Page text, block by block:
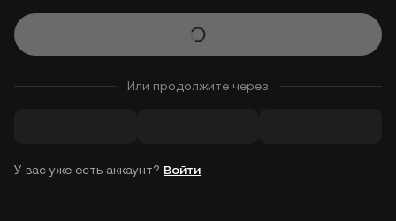
Или продолжите через
У вас уже есть аккаунт? Войти